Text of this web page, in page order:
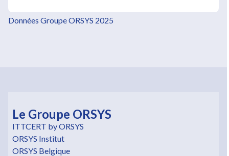
Données Groupe ORSYS 2025
Le Groupe ORSYS
ITTCERT by ORSYS
ORSYS Institut
ORSYS Belgique